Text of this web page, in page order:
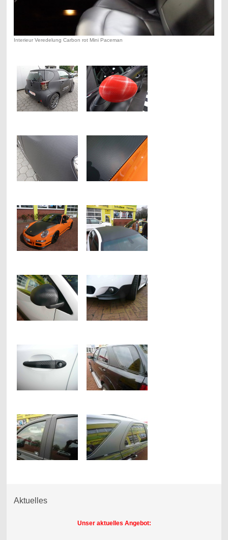
Interieur Veredelung Carbon rot Mini Paceman
Aktuelles
Unser aktuelles Angebot: